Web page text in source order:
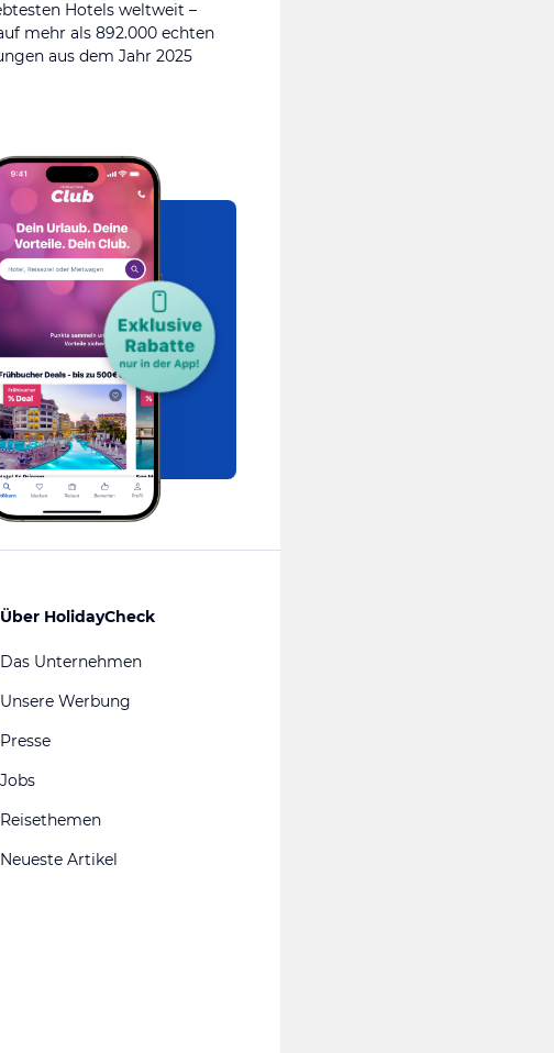
Hotels weltweit –
mehr als 892.000 echten
aus dem Jahr 2025
Über HolidayCheck
Das Unternehmen
Unsere Werbung
Presse
Jobs
Reisethemen
Neueste Artikel